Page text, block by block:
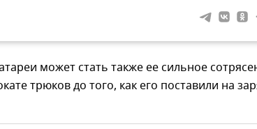
может стать также ее сильное
трюков до того, как его поставили на